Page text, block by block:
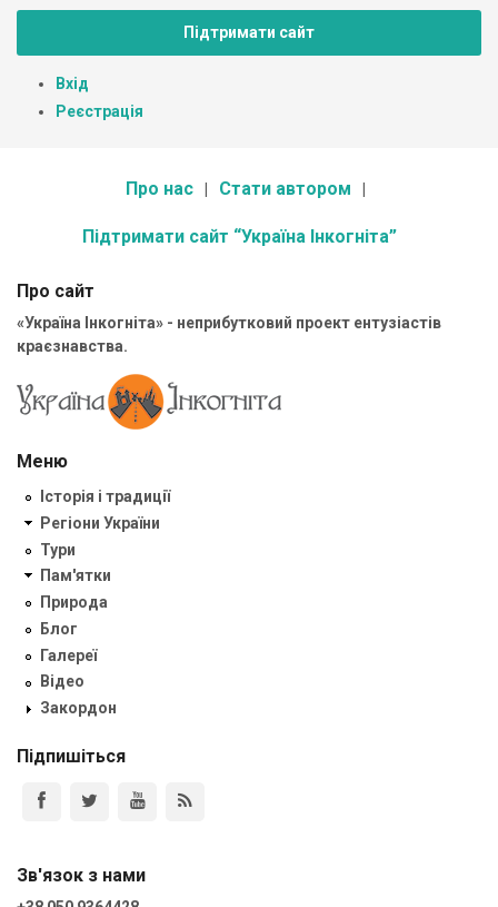
Підтримати сайт
Вхід
Реєстрація
Про нас Стати автором
Підтримати сайт “Україна Інкогніта”
Про сайт
«Україна Інкогніта» - неприбутковий проект ентузіастів
краєзнавства.
Меню
Історія і традиції
Регіони України
Тури
Пам'ятки
Природа
Блог
Галереї
Відео
Закордон
Підпишіться
Зв'язок з нами